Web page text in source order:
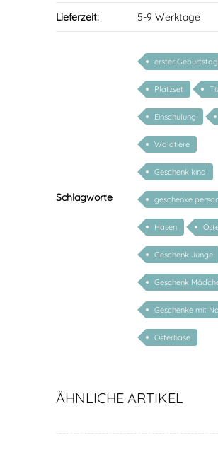
Lieferzeit: 5-9 Werktage
Schlagworte
erster Geburtstag
Platzset
Einschulung
Waldtiere
Geschenk kind
geschenke
kinder
Hasen
Geschenk Junge
Geschenk
Geschenke mit
Osterhase
ÄHNLICHE ARTIKEL